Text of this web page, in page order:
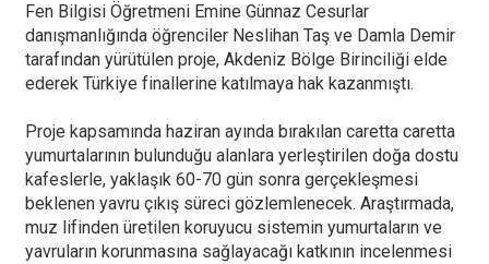
Fen Bilgisi Öğretmeni Emine Günnaz Cesurlar
danışmanlığında öğrenciler Neslihan Taş ve Damla Demir
tarafından yürütülen proje, Akdeniz Bölge Birinciliği elde
ederek Türkiye finallerine katılmaya hak kazanmıştı.
Proje kapsamında haziran ayında bırakılan caretta caretta
yumurtalarının bulunduğu alanlara yerleştirilen doğa dostu
kafeslerle, yaklaşık 60-70 gün sonra gerçekleşmesi
beklenen yavru çıkış süreci gözlemlenecek. Araştırmada,
muz lifinden üretilen koruyucu sistemin yumurtaların ve
yavruların korunmasına sağlayacağı katkının incelenmesi